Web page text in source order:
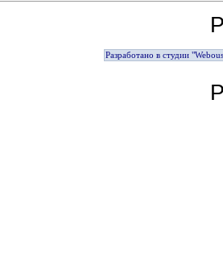
Разработано в студии